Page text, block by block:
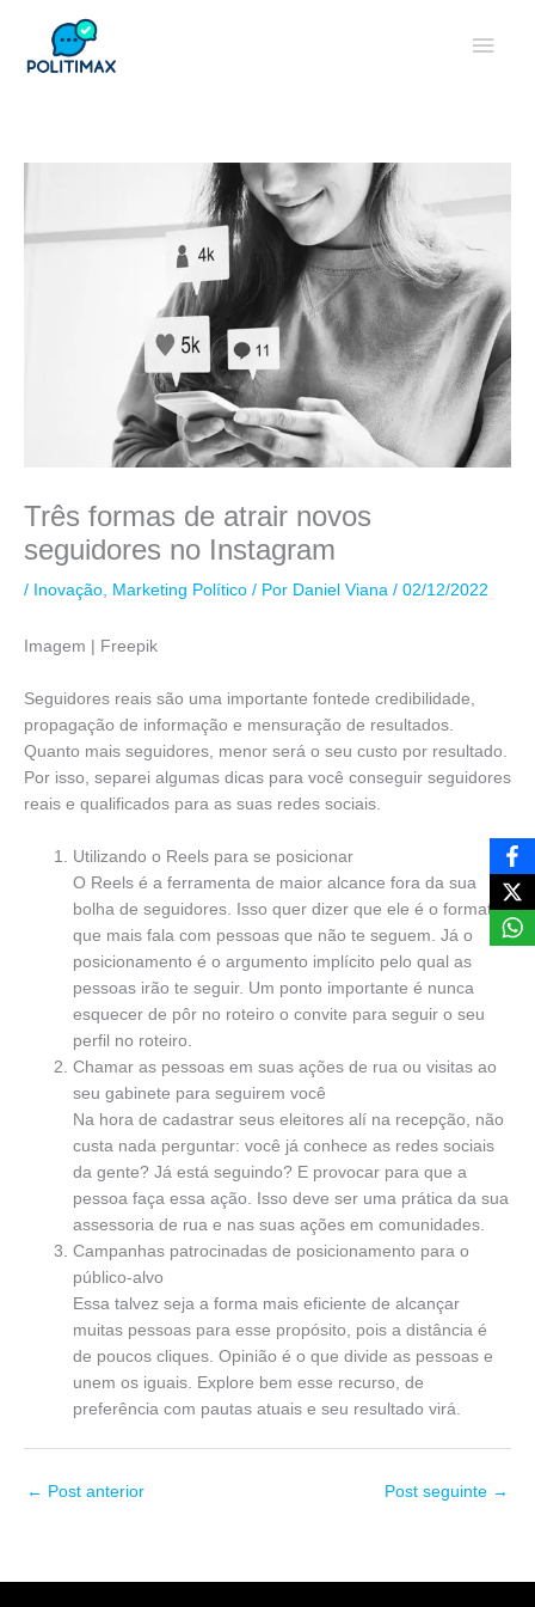
Três formas de atrair novos
seguidores no Instagram
/ Inovação, Marketing Político / Por Daniel Viana / 02/12/2022
Imagem | Freepik
Seguidores reais são uma importante fontede credibilidade,
propagação de informação e mensuração de resultados.
Quanto mais seguidores, menor será o seu custo por resultado.
Por isso, separei algumas dicas para você conseguir seguidores
reais e qualificados para as suas redes sociais.
Utilizando o Reels para se posicionar
O Reels é a ferramenta de maior alcance fora da sua
bolha de seguidores. Isso quer dizer que ele é o formato
que mais fala com pessoas que não te seguem. Já o
posicionamento é o argumento implícito pelo qual as
pessoas irão te seguir. Um ponto importante é nunca
esquecer de pôr no roteiro o convite para seguir o seu
perfil no roteiro.
Chamar as pessoas em suas ações de rua ou visitas ao
seu gabinete para seguirem você
Na hora de cadastrar seus eleitores alí na recepção, não
custa nada perguntar: você já conhece as redes sociais
da gente? Já está seguindo? E provocar para que a
pessoa faça essa ação. Isso deve ser uma prática da sua
assessoria de rua e nas suas ações em comunidades.
Campanhas patrocinadas de posicionamento para o
público-alvo
Essa talvez seja a forma mais eficiente de alcançar
muitas pessoas para esse propósito, pois a distância é
de poucos cliques. Opinião é o que divide as pessoas e
unem os iguais. Explore bem esse recurso, de
preferência com pautas atuais e seu resultado virá.
← Post anterior Post seguinte →